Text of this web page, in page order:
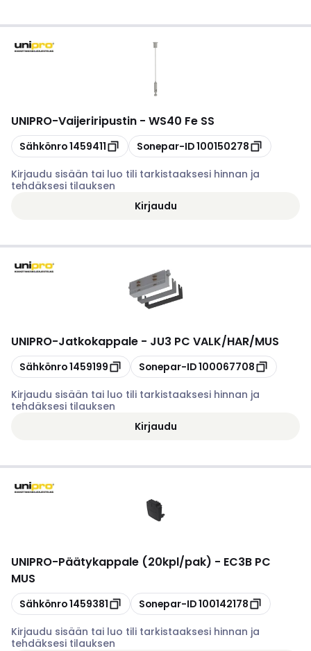
UNIPRO-Vaijeriripustin - WS40 Fe SS
Kopioi
Sähkönro1459411 Kopioi
Sonepar-ID100150278
Kirjaudu sisään tai luo tili tarkistaaksesi hinnan ja
tehdäksesi tilauksen
Kirjaudu
UNIPRO-Jatkokappale - JU3 PC VALK/HAR/MUS
Kopioi
Sähkönro1459199 Kopioi
Sonepar-ID100067708
Kirjaudu sisään tai luo tili tarkistaaksesi hinnan ja
tehdäksesi tilauksen
Kirjaudu
UNIPRO-Päätykappale (20kpl/pak) - EC3B PC
MUS
Kopioi
Sähkönro1459381 Kopioi
Sonepar-ID100142178
Kirjaudu sisään tai luo tili tarkistaaksesi hinnan ja
tehdäksesi tilauksen